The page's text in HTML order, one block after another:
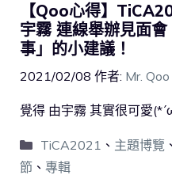
【Qoo心得】
宇霧 連線舉辦見面
事」的小建議！
2021/02/08 作者: Mr. Qoo
覺得 由宇霧 其實很可愛
TiCA2021 、 主題博覽
節 、 專輯